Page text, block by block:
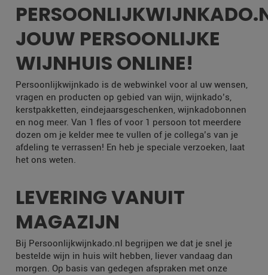
JOUW PERSOONLIJKE
WIJNHUIS ONLINE!
Persoonlijkwijnkado is de webwinkel voor al uw wensen,
vragen en producten op gebied van wijn, wijnkado’s,
kerstpakketten, eindejaarsgeschenken, wijnkadobonnen
en nog meer. Van 1 fles of voor 1 persoon tot meerdere
dozen om je kelder mee te vullen of je collega’s van je
afdeling te verrassen! En heb je speciale verzoeken, laat
het ons weten.
LEVERING VANUIT
MAGAZIJN
Bij Persoonlijkwijnkado.nl begrijpen we dat je snel je
bestelde wijn in huis wilt hebben, liever vandaag dan
morgen. Op basis van gedegen afspraken met onze